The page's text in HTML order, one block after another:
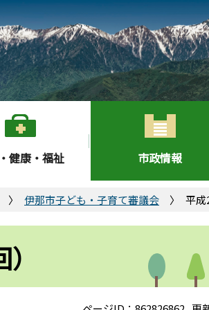
健康・福祉 市政情報
伊那市子ども・子育て審議会 平成